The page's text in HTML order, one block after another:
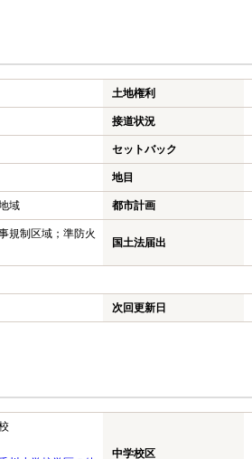
土地権利
接道状況
セットバック
地目
域 都市計画
規制区域；準防火
国土法届出
次回更新日
中学校区